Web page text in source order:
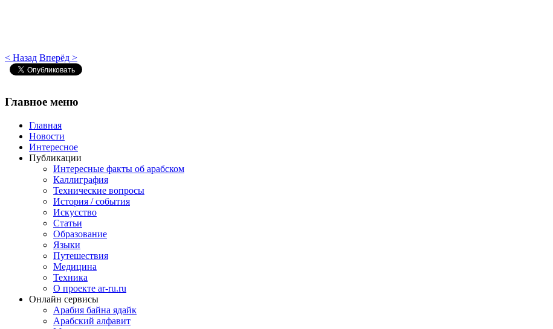
< Назад Вперёд >
Главное меню
Главная
Новости
Интересное
Публикации
Интересные факты об арабском
Каллиграфия
Технические вопросы
История / события
Искусство
Статьи
Образование
Языки
Путешествия
Медицина
Техника
О проекте ar-ru.ru
Онлайн сервисы
Арабия байна ядайк
Арабский алфавит